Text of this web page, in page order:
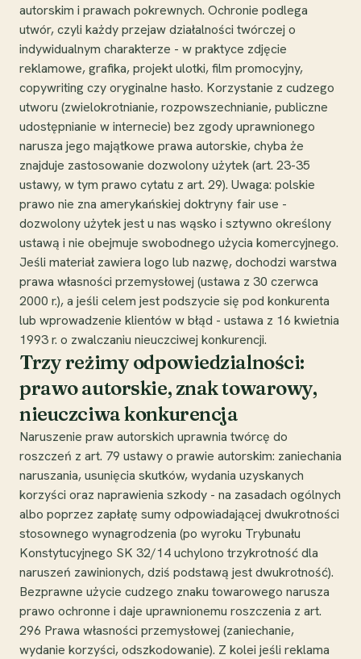
autorskim i prawach pokrewnych. Ochronie podlega
utwór, czyli każdy przejaw działalności twórczej o
indywidualnym charakterze - w praktyce zdjęcie
reklamowe, grafika, projekt ulotki, film promocyjny,
copywriting czy oryginalne hasło. Korzystanie z cudzego
utworu (zwielokrotnianie, rozpowszechnianie, publiczne
udostępnianie w internecie) bez zgody uprawnionego
narusza jego majątkowe prawa autorskie, chyba że
znajduje zastosowanie dozwolony użytek (art. 23-35
ustawy, w tym prawo cytatu z art. 29). Uwaga: polskie
prawo nie zna amerykańskiej doktryny fair use -
dozwolony użytek jest u nas wąsko i sztywno określony
ustawą i nie obejmuje swobodnego użycia komercyjnego.
Jeśli materiał zawiera logo lub nazwę, dochodzi warstwa
prawa własności przemysłowej (ustawa z 30 czerwca
2000 r.), a jeśli celem jest podszycie się pod konkurenta
lub wprowadzenie klientów w błąd - ustawa z 16 kwietnia
1993 r. o zwalczaniu nieuczciwej konkurencji.
Trzy reżimy odpowiedzialności:
prawo autorskie, znak towarowy,
nieuczciwa konkurencja
Naruszenie praw autorskich uprawnia twórcę do
roszczeń z art. 79 ustawy o prawie autorskim: zaniechania
naruszania, usunięcia skutków, wydania uzyskanych
korzyści oraz naprawienia szkody - na zasadach ogólnych
albo poprzez zapłatę sumy odpowiadającej dwukrotności
stosownego wynagrodzenia (po wyroku Trybunału
Konstytucyjnego SK 32/14 uchylono trzykrotność dla
naruszeń zawinionych, dziś podstawą jest dwukrotność).
Bezprawne użycie cudzego znaku towarowego narusza
prawo ochronne i daje uprawnionemu roszczenia z art.
296 Prawa własności przemysłowej (zaniechanie,
wydanie korzyści, odszkodowanie). Z kolei jeśli reklama